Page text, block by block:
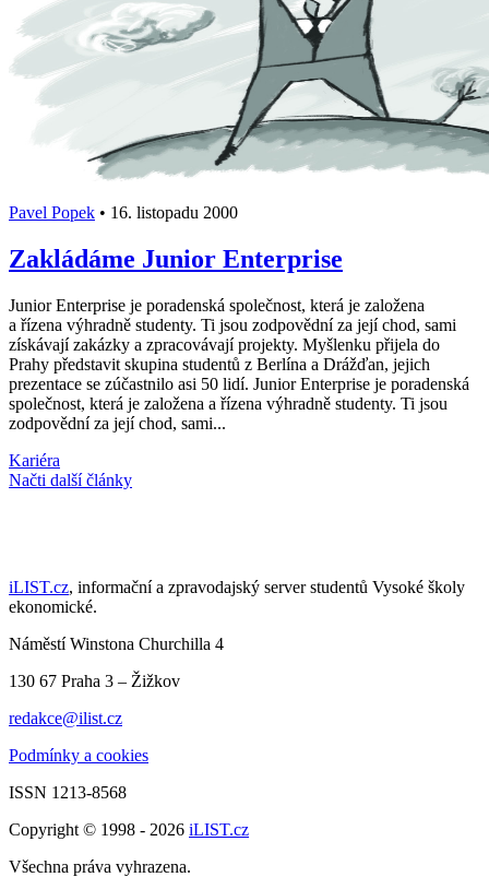
Pavel Popek • 16. listopadu 2000
Zakládáme Junior Enterprise
Junior Enterprise je poradenská společnost, která je založena
a řízena výhradně studenty. Ti jsou zodpovědní za její chod, sami
získávají zakázky a zpracovávají projekty. Myšlenku přijela do
Prahy představit skupina studentů z Berlína a Drážďan, jejich
prezentace se zúčastnilo asi 50 lidí. Junior Enterprise je poradenská
společnost, která je založena a řízena výhradně studenty. Ti jsou
zodpovědní za její chod, sami...
Kariéra
Načti další články
iLIST.cz, informační a zpravodajský server studentů Vysoké školy
ekonomické.
Náměstí Winstona Churchilla 4
130 67 Praha 3 – Žižkov
redakce@ilist.cz
Podmínky a cookies
ISSN 1213-8568
Copyright © 1998 - 2026 iLIST.cz
Všechna práva vyhrazena.